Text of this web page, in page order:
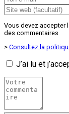
Vous devez
des commentaires
> Consultez la
J’ai lu et